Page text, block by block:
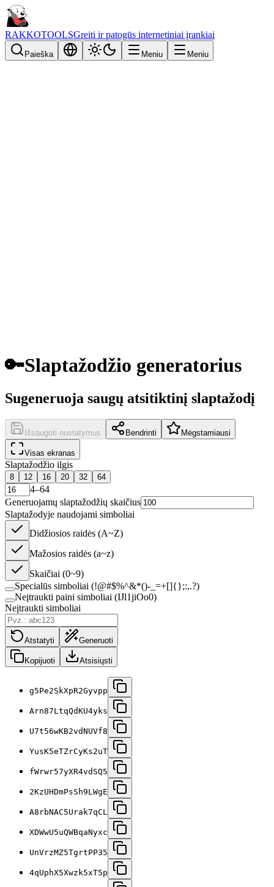
RAKKOTOOLSGreiti ir patogūs internetiniai įrankiai
Paieška Meniu Meniu
🔑Slaptažodžio generatorius
Sugeneruoja saugų atsitiktinį slaptažodį
Išsaugoti nustatymus Bendrinti Mėgstamiausi
Visas ekranas
Slaptažodžio ilgis
8 12 16 20 32 64
4–64
Generuojamų slaptažodžių skaičius
Slaptažodyje naudojami simboliai
Didžiosios raidės (A~Z)
Mažosios raidės (a~z)
Skaičiai (0~9)
Specialūs simboliai (!@#$%^&*()-_=+[]{};:,.?)
Neįtraukti paini simboliai (IJl1jiOo0)
Neįtraukti simboliai
Atstatyti Generuoti
Kopijuoti Atsisiųsti
g5Pe2SkXpR2Gyvpp
Arn87LtqQdKU4yks
U7t56wKB2vdNUVf8
YusK5eTZrCyKs2uT
fWrwr57yXR4vdSQ5
2KzUHDmPsSh9LWgE
A8rbNAC5Urak7qCL
XDWwU5uQWBqaNyxc
UnVrzMZ5TgrtPP35
4qUphX5Xwzk5xT5p